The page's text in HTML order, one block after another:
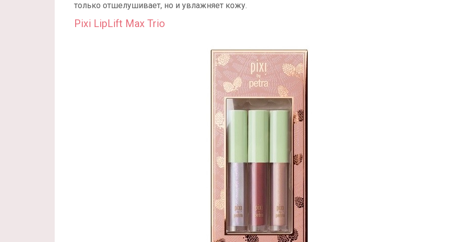
только отшелушивает, но и увлажняет кожу.
Pixi LipLift Max Trio